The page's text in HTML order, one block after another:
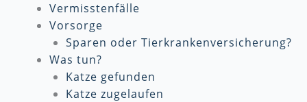
Vermisstenfälle
Vorsorge
Sparen oder Tierkrankenversicherung?
Was tun?
Katze gefunden
Katze zugelaufen